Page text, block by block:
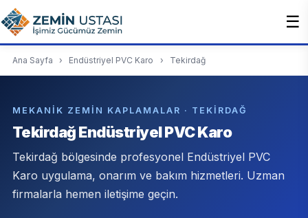
☰
Ana Sayfa › Endüstriyel PVC Karo › Tekirdağ
MEKANIK ZEMIN KAPLAMALAR · TEKIRDAĞ
Tekirdağ Endüstriyel PVC Karo
Tekirdağ bölgesinde profesyonel Endüstriyel PVC
Karo uygulama, onarım ve bakım hizmetleri. Uzman
firmalarla hemen iletişime geçin.